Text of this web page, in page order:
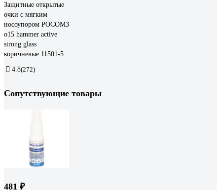
Защитные открытые
очки с мягким
носоупором РОСОМЗ
о15 hammer active
strong glass
коричневые 11501-5
4.8(272)
Сопутствующие товары
481 ₽